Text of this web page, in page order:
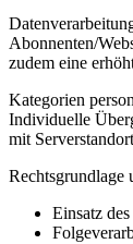
Abonnenten/
zudem eine
Kategorien
Individuelle
mit
Rechtsgrundlage
Einsatz